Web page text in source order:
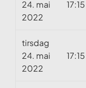
24. mai
2022
17:15
tirsdag
24. mai
2022
17:15